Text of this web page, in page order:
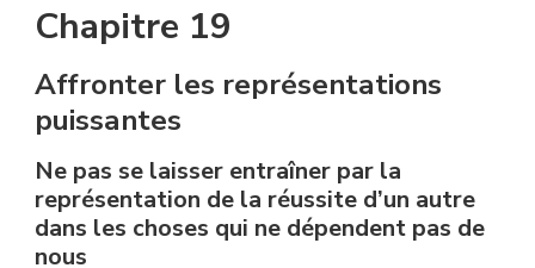
Chapitre 19
Affronter les représentations
puissantes
Ne pas se laisser entraîner par la
représentation de la réussite d’un autre
dans les choses qui ne dépendent pas de
nous